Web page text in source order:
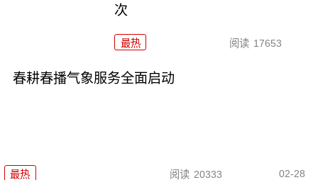
次
最热 阅读 17653
春耕春播气象服务全面启动
最热 阅读 20333 02-28